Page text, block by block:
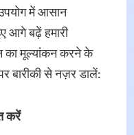
में आसान
आगे बढ़ें हमारी
का मूल्यांकन करने के
बारीकी से नज़र डालें:
करें